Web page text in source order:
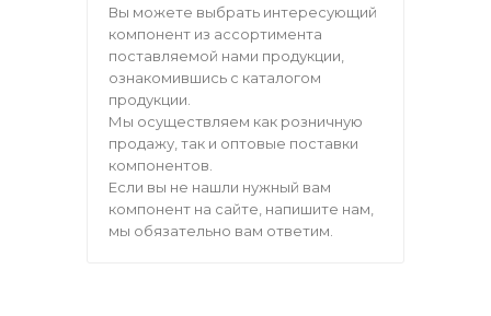
Вы можете выбрать интересующий
компонент из ассортимента
поставляемой нами продукции,
ознакомившись с каталогом
продукции.
Мы осуществляем как розничную
продажу, так и оптовые поставки
компонентов.
Если вы не нашли нужный вам
компонент на сайте, напишите нам,
мы обязательно вам ответим.